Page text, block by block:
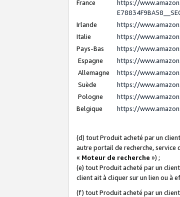
France
https://
Irlande
https://
Italie
https://
Pays-Bas
https://
Espagne
https://
Allemagne
https://
Suède
https://
Pologne
https://
Belgique
https://
(d) tout Produit acheté par un
autre portail de recherche, service
« Moteur de recherche ») ;
(e) tout Produit acheté par un
client ait à cliquer sur un lien ou à
(f) tout Produit acheté par un